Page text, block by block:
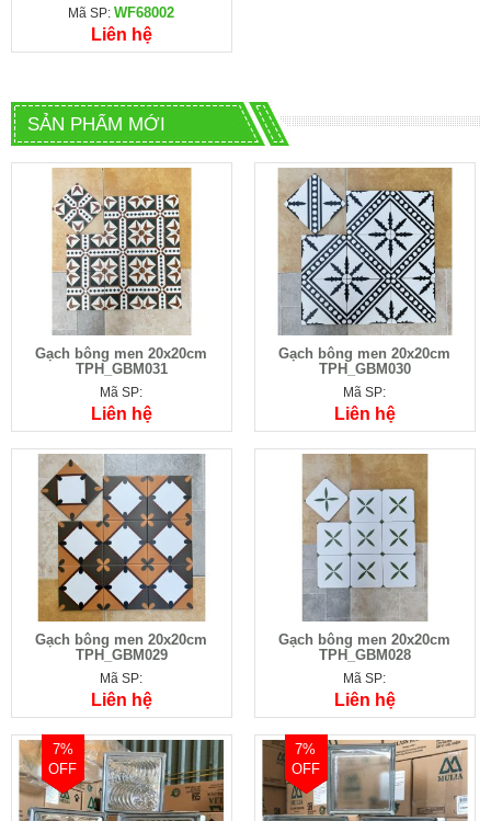
Mã SP:WF68002
Liên hệ
SẢN PHẨM MỚI
Gạch bông men 20x20cm
TPH_GBM031
Mã SP:
Liên hệ
Gạch bông men 20x20cm
TPH_GBM030
Mã SP:
Liên hệ
Gạch bông men 20x20cm
TPH_GBM029
Mã SP:
Liên hệ
Gạch bông men 20x20cm
TPH_GBM028
Mã SP:
Liên hệ
7%
OFF
7%
OFF